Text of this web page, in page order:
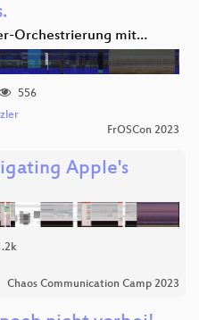
Orchestrierung mit…
556
FrOSCon 2023
Apple's
Chaos Communication Camp 2023